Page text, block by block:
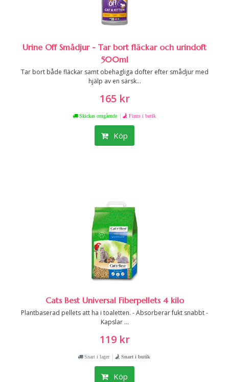
Urine Off Smådjur - Tar bort fläckar och urindoft
500ml
Tar bort både fläckar samt obehagliga dofter efter smådjur med
hjälp av en särsk...
165 kr
Skickas omgående | Finns i butik
Köp
Cats Best Universal Fiberpellets 4 kilo
Plantbaserad pellets att ha i toaletten. - Absorberar fukt snabbt -
Kapslar ...
119 kr
Snart i lager | Snart i butik
Köp